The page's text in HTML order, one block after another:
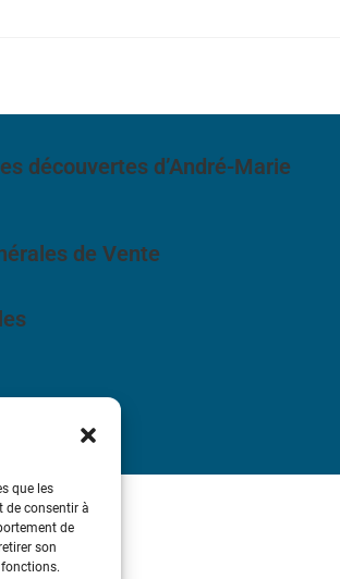
que les
de consentir à
de
son
découvertes d’André-Marie
de Vente